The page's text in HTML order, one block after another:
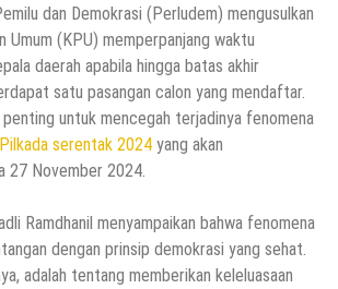
dan Demokrasi (Perludem) mengusulkan
Umum (KPU) memperpanjang waktu
daerah apabila hingga batas akhir
satu pasangan calon yang mendaftar.
penting untuk mencegah terjadinya fenomena
Pilkada serentak 2024 yang akan
27 November 2024.
Ramdhanil menyampaikan bahwa fenomena
dengan prinsip demokrasi yang sehat.
adalah tentang memberikan keleluasaan